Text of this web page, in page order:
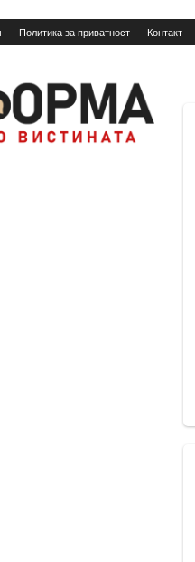
Политика за приватност Контакт
Informa.mk